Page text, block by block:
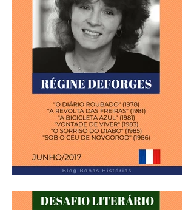
Análise Literária: Régine